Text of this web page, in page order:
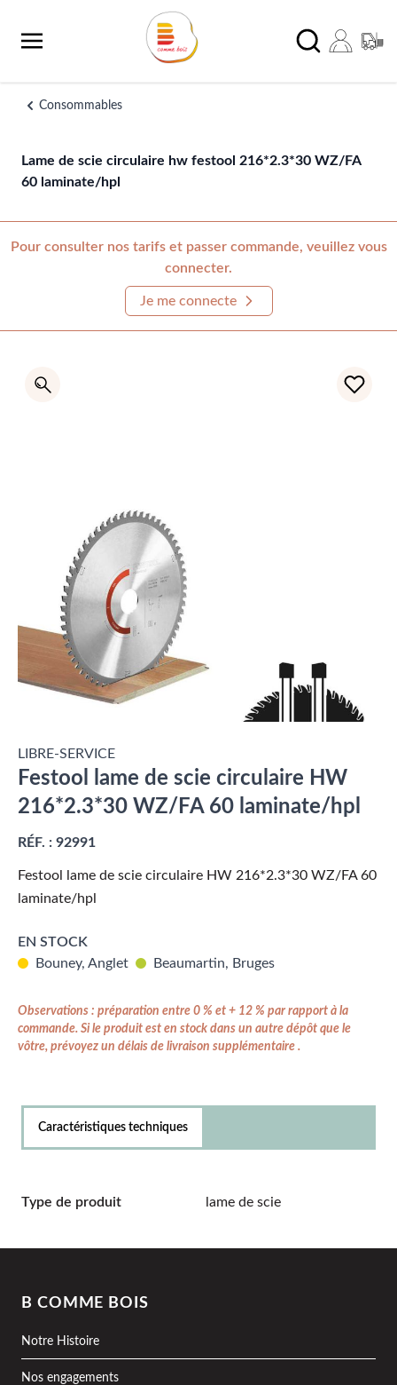
Chercher
Consommables
Lame de scie circulaire hw festool 216*2.3*30 WZ/FA
60 laminate/hpl
Pour consulter nos tarifs et passer commande, veuillez vous
connecter.
Je me connecte
LIBRE-SERVICE
Festool lame de scie circulaire HW
216*2.3*30 WZ/FA 60 laminate/hpl
RÉF. : 92991
Festool lame de scie circulaire HW 216*2.3*30 WZ/FA 60
laminate/hpl
EN STOCK
Bouney, Anglet
Beaumartin, Bruges
Observations : préparation entre 0 % et + 12 % par rapport à la
commande. Si le produit est en stock dans un autre dépôt que le
vôtre, prévoyez un délais de livraison supplémentaire .
Caractéristiques techniques
Type de produit lame de scie
B COMME BOIS
Notre Histoire
Nos engagements